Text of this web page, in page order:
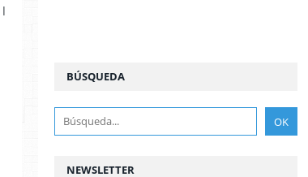
NEWSLETTER
BÚSQUEDA